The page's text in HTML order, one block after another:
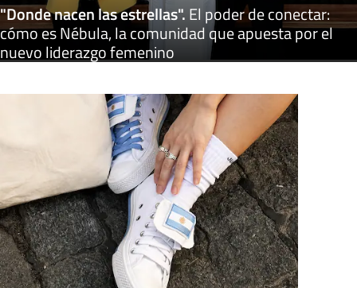
"Donde nacen las estrellas".El poder de conectar:
cómo es Nébula, la comunidad que apuesta por el
nuevo liderazgo femenino